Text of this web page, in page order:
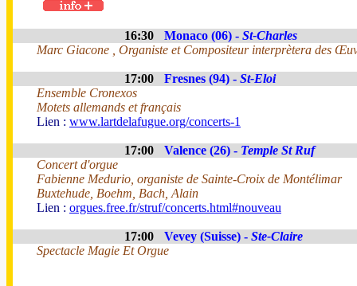
16:30 Monaco (06) - St-Charles
Marc Giacone , Organiste et Compositeur interprètera des
17:00 Fresnes (94) - St-Eloi
Ensemble Cronexos
Motets allemands et français
Lien : www.lartdelafugue.org/concerts-1
17:00 Valence (26) - Temple St Ruf
Concert d'orgue
Fabienne Medurio, organiste de Sainte-Croix de Montélimar
Buxtehude, Boehm, Bach, Alain
Lien : orgues.free.fr/struf/concerts.html#nouveau
17:00 Vevey (Suisse) - Ste-Claire
Spectacle Magie Et Orgue